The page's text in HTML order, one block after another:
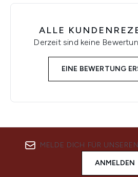
ALLE
Derzeit sind keine
EINE BEWERTUNG
MELDE DICH FÜR
ANMELDEN